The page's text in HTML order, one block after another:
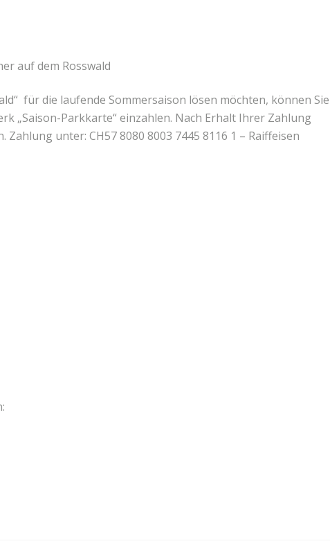
auf dem Rosswald
für die laufende Sommersaison lösen möchten, können Sie
„Saison-Parkkarte“ einzahlen. Nach Erhalt Ihrer Zahlung
unter: CH57 8080 8003 7445 8116 1 – Raiffeisen